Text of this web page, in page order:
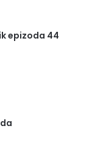
epizoda 44